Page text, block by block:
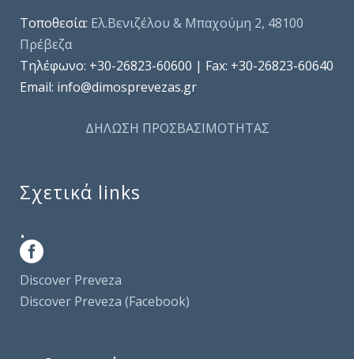
Τοποθεσία: Ελ.Βενιζέλου & Μπαχούμη 2, 48100
Πρέβεζα
Τηλέφωνo: +30-26823-60600 | Fax: +30-26823-60640
Email: info@dimosprevezas.gr
ΔΗΛΩΣΗ ΠΡΟΣΒΑΣΙΜΟΤΗΤΑΣ
Σχετικά links
.
Discover Preveza
Discover Preveza (Facebook)